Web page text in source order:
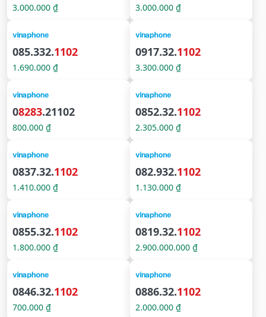
3.000.000 ₫ 3.000.000 ₫
085.332.1102
1.690.000 ₫
0917.32.1102
3.300.000 ₫
08283.21102
800.000 ₫
0852.32.1102
2.305.000 ₫
0837.32.1102
1.410.000 ₫
082.932.1102
1.130.000 ₫
0855.32.1102
1.800.000 ₫
0819.32.1102
2.900.000.000 ₫
0846.32.1102
700.000 ₫
0886.32.1102
2.000.000 ₫